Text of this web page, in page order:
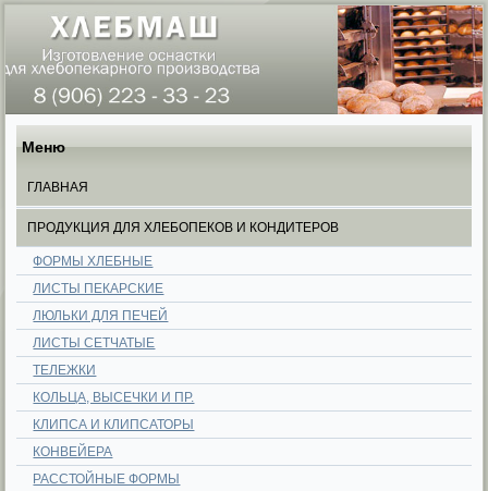
Меню
ГЛАВНАЯ
ПРОДУКЦИЯ ДЛЯ ХЛЕБОПЕКОВ И КОНДИТЕРОВ
ФОРМЫ ХЛЕБНЫЕ
ЛИСТЫ ПЕКАРСКИЕ
ЛЮЛЬКИ ДЛЯ ПЕЧЕЙ
ЛИСТЫ СЕТЧАТЫЕ
ТЕЛЕЖКИ
КОЛЬЦА, ВЫСЕЧКИ И ПР.
КЛИПСА И КЛИПСАТОРЫ
КОНВЕЙЕРА
РАССТОЙНЫЕ ФОРМЫ